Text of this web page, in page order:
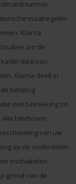
maatregelen
Klarna
om de
daarvan
Klarna deelt in
betaling
met betrekking tot
hierboven
van uw
op de onderdelen
inschakelen.
grond van de